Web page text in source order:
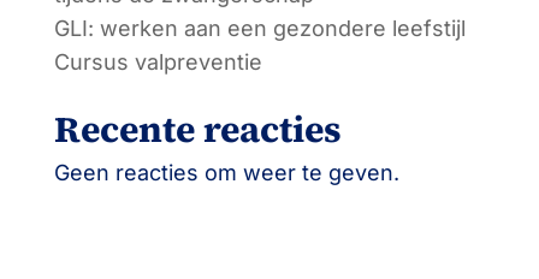
GLI: werken aan een gezondere leefstijl
Cursus valpreventie
Recente reacties
Geen reacties om weer te geven.